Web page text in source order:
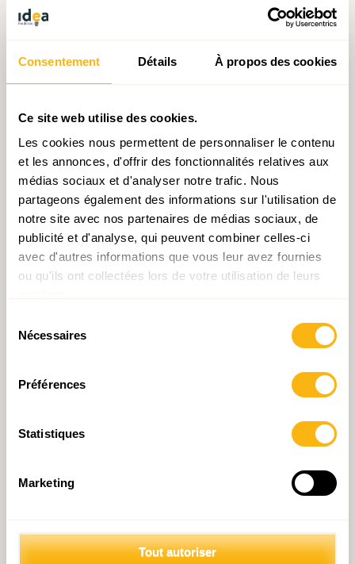
Consentement Détails À propos des cookies
Ce site web utilise des cookies.
Les cookies nous permettent de personnaliser le contenu
et les annonces, d'offrir des fonctionnalités relatives aux
médias sociaux et d'analyser notre trafic. Nous
partageons également des informations sur l'utilisation de
notre site avec nos partenaires de médias sociaux, de
publicité et d'analyse, qui peuvent combiner celles-ci
avec d'autres informations que vous leur avez fournies
ou qu'ils ont collectées lors de votre utilisation de leurs
Nécessaires
Préférences
Statistiques
Marketing
Tout autoriser
dessine sur l’année 2020, notamment entre d’un
côté, les secteurs propices au télétravail et, de
l’autre, les activités impliquant des interactions
mesures sanitaires de cet hiver ainsi que les
craintes retrouvées de nouvelle(s) vague(s)
portée(s) par des variants du virus aux effets
encore incertains pourraient bien continuer à
entretenir ce découplage entre secteurs, y
compris en 2021, avec une pression
particulièrement élevée sur le commerce et
l’Horeca… qui avaient retrouvé quelques
For a grassroots
Budget de l’Etat : attention